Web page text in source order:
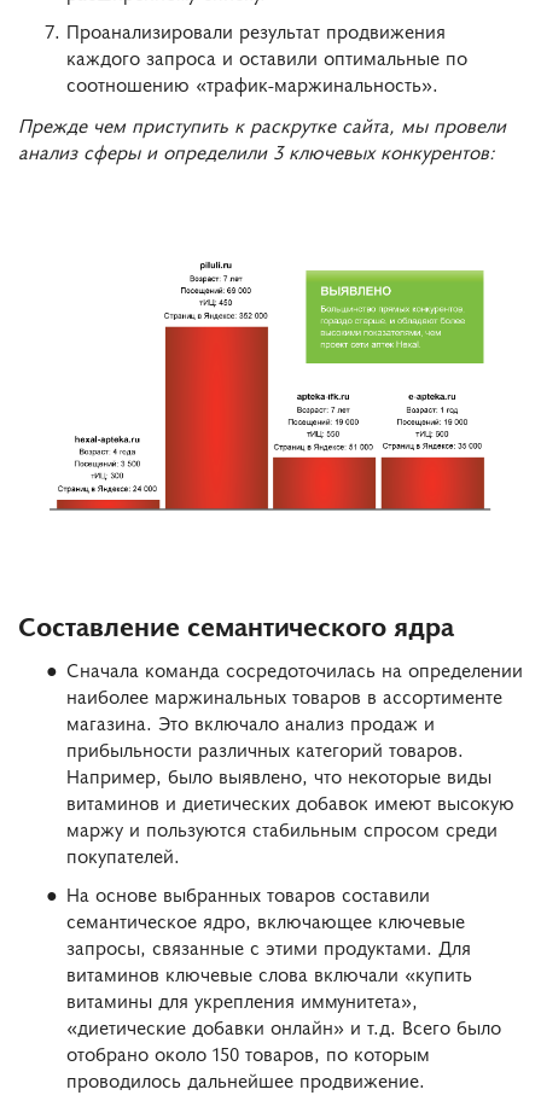
Проанализировали результат продвижения
каждого запроса и оставили оптимальные по
соотношению «трафик-маржинальность».
Прежде чем приступить к раскрутке сайта, мы провели
анализ сферы и определили 3 ключевых конкурентов:
Составление семантического ядра
Сначала команда сосредоточилась на определении
наиболее маржинальных товаров в ассортименте
магазина. Это включало анализ продаж и
прибыльности различных категорий товаров.
Например, было выявлено, что некоторые виды
витаминов и диетических добавок имеют высокую
маржу и пользуются стабильным спросом среди
покупателей.
На основе выбранных товаров составили
семантическое ядро, включающее ключевые
запросы, связанные с этими продуктами. Для
витаминов ключевые слова включали «купить
витамины для укрепления иммунитета»,
«диетические добавки онлайн» и т.д. Всего было
отобрано около 150 товаров, по которым
проводилось дальнейшее продвижение.